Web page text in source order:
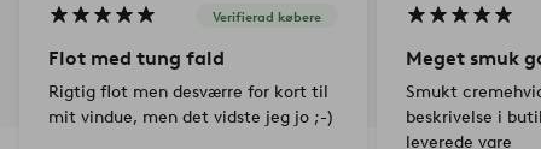
Verifierad købere
Flot med tung fald
Rigtig flot men desværre for kort til
mit vindue, men det vidste jeg jo ;-)
Meget smuk
Smukt
beskrivelse i
leverede vare